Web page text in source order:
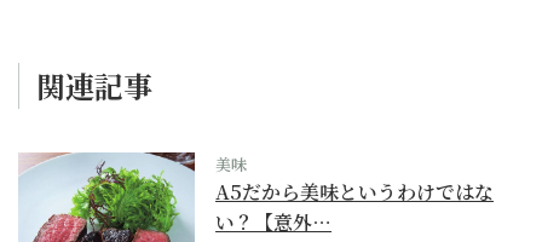
関連記事
美味
A5だから美味というわけではな
い？【意外…